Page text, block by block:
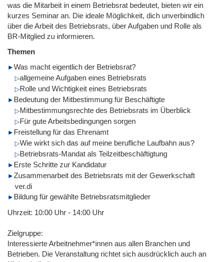
was die Mitarbeit in einem Betriebsrat bedeutet, bieten wir ein
kurzes Seminar an. Die ideale Möglichkeit, dich unverbindlich
über die Arbeit des Betriebsrats, über Aufgaben und Rolle als
BR-Mitglied zu informieren.
Themen
Was macht eigentlich der Betriebsrat?
allgemeine Aufgaben eines Betriebsrats
Rolle und Wichtigkeit eines Betriebsrats
Bedeutung der Mitbestimmung für Beschäftigte
Mitbestimmungsrechte des Betriebsrats im Überblick
Für gute Arbeitsbedingungen sorgen
Freistellung für das Ehrenamt
Wie wirkt sich das auf meine berufliche Laufbahn aus?
Betriebsrats-Mandat als Teilzeitbeschäftigtung
Erste Schritte zur Kandidatur
Zusammenarbeit des Betriebsrats mit der Gewerkschaft
ver.di
Bildung für gewählte Betriebsratsmitglieder
Uhrzeit: 10:00 Uhr - 14:00 Uhr
Zielgruppe:
Interessierte Arbeitnehmer*innen aus allen Branchen und
Betrieben. Die Veranstaltung richtet sich ausdrücklich auch an